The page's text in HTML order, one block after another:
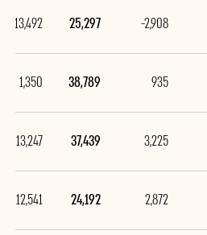
-2,908
25,297
-13,492
935
38,789
1,350
3,225
37,439
13,247
2,872
24,192
12,541